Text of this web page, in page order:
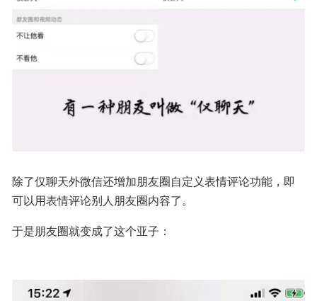
除了仅聊天外微信还增加朋友圈自定义表情评论功能，即
可以用表情评论别人朋友圈内容了。
于是朋友圈就变成了这个亚子：